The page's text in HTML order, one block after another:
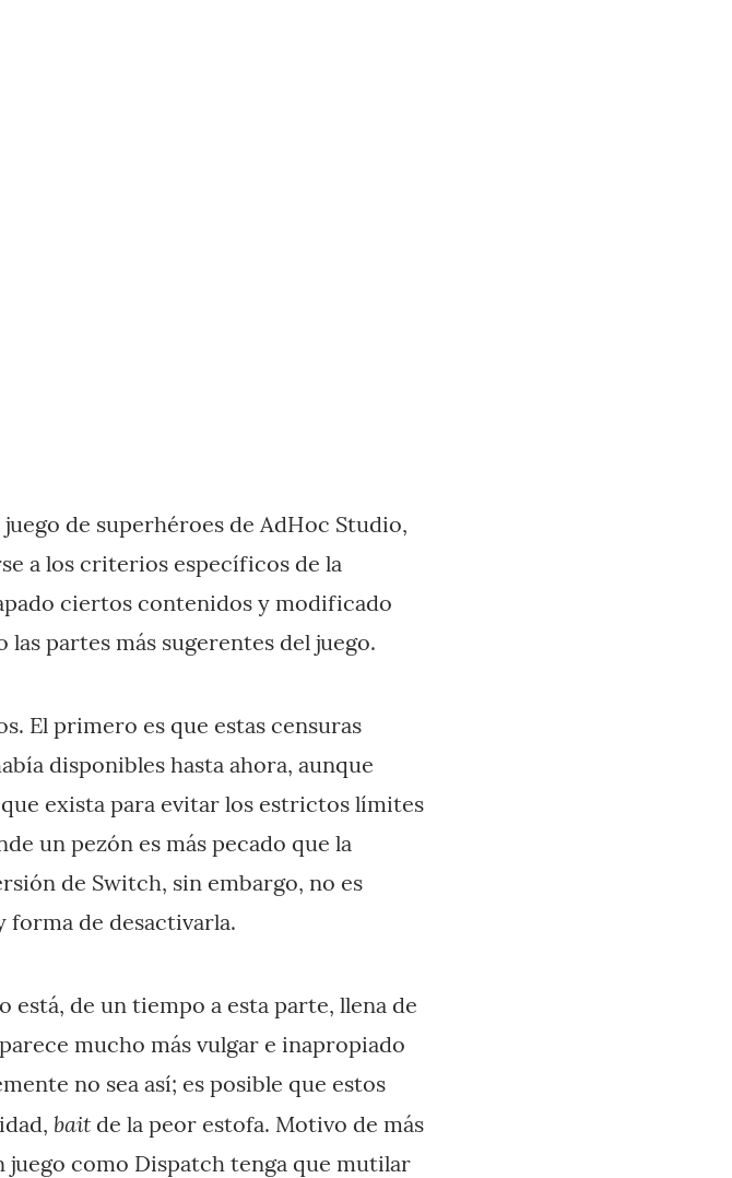
juego de superhéroes de AdHoc Studio,
a los criterios específicos de la
ciertos contenidos y modificado
partes más sugerentes del juego.
El primero es que estas censuras
disponibles hasta ahora, aunque
exista para evitar los estrictos límites
un pezón es más pecado que la
de Switch, sin embargo, no es
forma de desactivarla.
de un tiempo a esta parte, llena de
mucho más vulgar e inapropiado
no sea así; es posible que estos
bait de la peor estofa. Motivo de más
como Dispatch tenga que mutilar